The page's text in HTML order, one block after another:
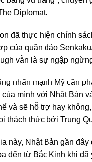
Diplomat.
đã thực hiện chính
của quần đảo
vẫn là sự ngập
nhấn mạnh Mỹ cần
của mình với Nhật Bản
và sẽ hỗ trợ hay
thách thức bởi Trung
này, Nhật Bản gần đây
đến từ Bắc Kinh khi đã